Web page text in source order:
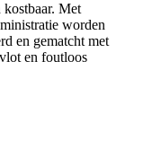
kostbaar. Met
worden
en gematcht met
en foutloos